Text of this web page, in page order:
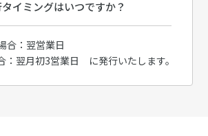
イミングはいつですか？
合：翌営業日
：翌月初3営業日 に発行いたします。